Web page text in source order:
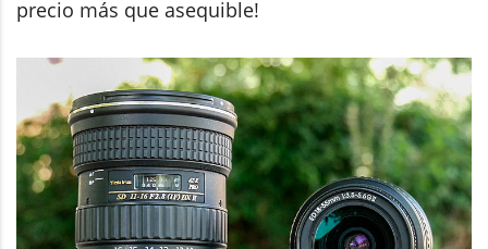
precio más que asequible!